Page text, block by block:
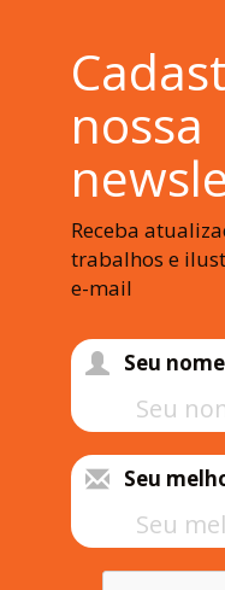
nossa
Receba
trabalhos e
e-mail
Seu
Seu